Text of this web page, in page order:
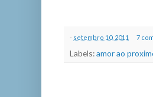
- setembro 10, 2011 7
Labels:amor ao